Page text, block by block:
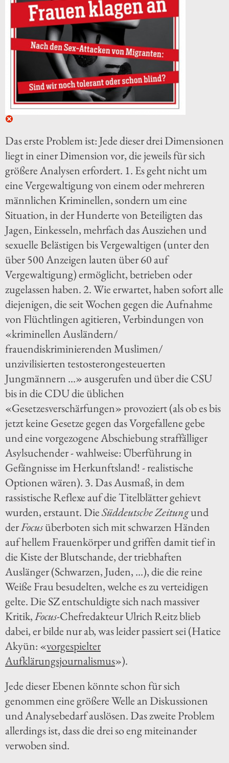
Das erste Problem ist: Jede dieser drei Dimensionen
liegt in einer Dimension vor, die jeweils für sich
größere Analysen erfordert. 1. Es geht nicht um
eine Vergewaltigung von einem oder mehreren
männlichen Kriminellen, sondern um eine
Situation, in der Hunderte von Beteiligten das
Jagen, Einkesseln, mehrfach das Ausziehen und
sexuelle Belästigen bis Vergewaltigen (unter den
über 500 Anzeigen lauten über 60 auf
Vergewaltigung) ermöglicht, betrieben oder
zugelassen haben. 2. Wie erwartet, haben sofort alle
diejenigen, die seit Wochen gegen die Aufnahme
von Flüchtlingen agitieren, Verbindungen von
«kriminellen Ausländern/
frauendiskriminierenden Muslimen/
unzivilisierten testosterongesteuerten
Jungmännern ...» ausgerufen und über die CSU
bis in die CDU die üblichen
«Gesetzesverschärfungen» provoziert (als ob es bis
jetzt keine Gesetze gegen das Vorgefallene gebe
und eine vorgezogene Abschiebung straffälliger
Asylsuchender - wahlweise: Überführung in
Gefängnisse im Herkunftsland! - realistische
Optionen wären). 3. Das Ausmaß, in dem
rassistische Reflexe auf die Titelblätter gehievt
wurden, erstaunt. DieSüddeutsche Zeitungund
derFocusüberboten sich mit schwarzen Händen
auf hellem Frauenkörper und griffen damit tief in
die Kiste der Blutschande, der triebhaften
Auslänger (Schwarzen, Juden, ...), die die reine
Weiße Frau besudelten, welche es zu verteidigen
gelte. Die SZ entschuldigte sich nach massiver
Kritik,Focus-Chefredakteur Ulrich Reitz blieb
dabei, er bilde nur ab, was leider passiert sei (Hatice
Akyün: «vorgespielter
Aufklärungsjournalismus»).
Jede dieser Ebenen könnte schon für sich
genommen eine größere Welle an Diskussionen
und Analysebedarf auslösen. Das zweite Problem
allerdings ist, dass die drei so eng miteinander
verwoben sind.